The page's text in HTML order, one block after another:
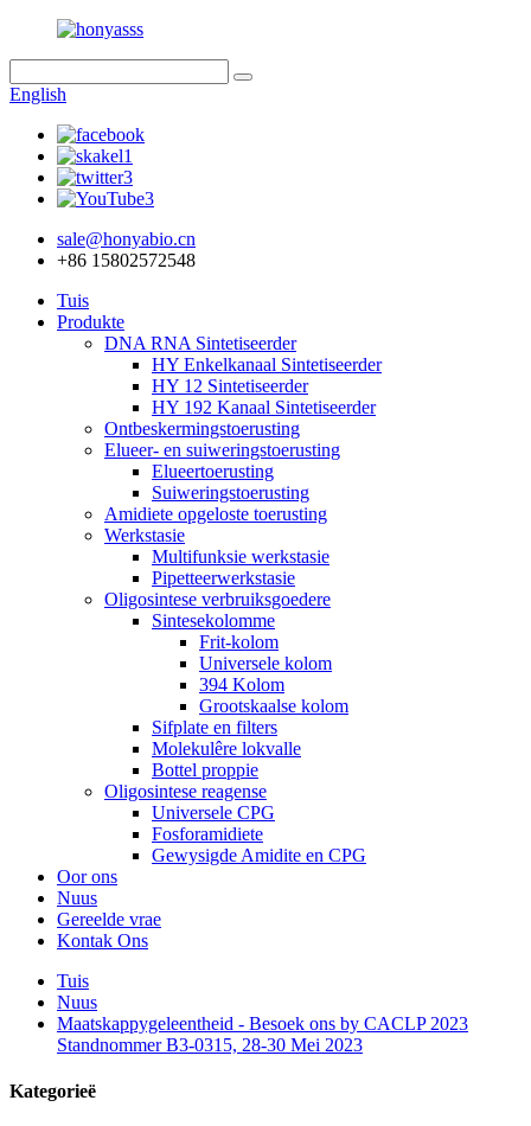
English
sale@honyabio.cn
+86 15802572548
Tuis
Produkte
DNA RNA Sintetiseerder
HY Enkelkanaal Sintetiseerder
HY 12 Sintetiseerder
HY 192 Kanaal Sintetiseerder
Ontbeskermingstoerusting
Elueer- en suiweringstoerusting
Elueertoerusting
Suiweringstoerusting
Amidiete opgeloste toerusting
Werkstasie
Multifunksie werkstasie
Pipetteerwerkstasie
Oligosintese verbruiksgoedere
Sintesekolomme
Frit-kolom
Universele kolom
394 Kolom
Grootskaalse kolom
Sifplate en filters
Molekulêre lokvalle
Bottel proppie
Oligosintese reagense
Universele CPG
Fosforamidiete
Gewysigde Amidite en CPG
Oor ons
Nuus
Gereelde vrae
Kontak Ons
Tuis
Nuus
Maatskappygeleentheid - Besoek ons ​​by CACLP 2023
Standnommer B3-0315, 28-30 Mei 2023
Kategorieë